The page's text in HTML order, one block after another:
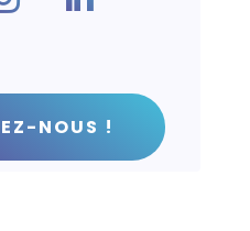
NOUS !